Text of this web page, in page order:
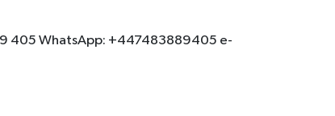
405 WhatsApp: +447483889405 e-